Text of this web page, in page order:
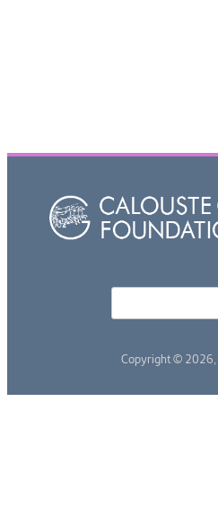
Copyright © 2026,